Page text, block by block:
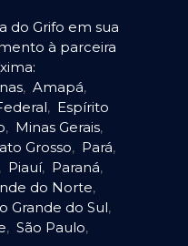
do Grifo em sua
à parceira
, Amapá,
, Espírito
, Minas Gerais,
Grosso, Pará,
, Piauí, Paraná,
do Norte,
Grande do Sul,
, São Paulo,